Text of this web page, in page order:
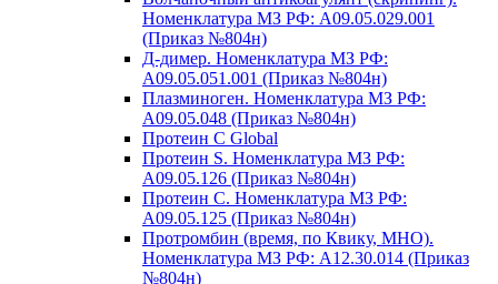
Номенклатура МЗ РФ: A09.05.029.001
(Приказ №804н)
Д-димер. Номенклатура МЗ РФ:
A09.05.051.001 (Приказ №804н)
Плазминоген. Номенклатура МЗ РФ:
A09.05.048 (Приказ №804н)
Протеин C Global
Протеин S. Номенклатура МЗ РФ:
A09.05.126 (Приказ №804н)
Протеин С. Номенклатура МЗ РФ:
A09.05.125 (Приказ №804н)
Протромбин (время, по Квику, МНО).
Номенклатура МЗ РФ: A12.30.014 (Приказ
№804н)